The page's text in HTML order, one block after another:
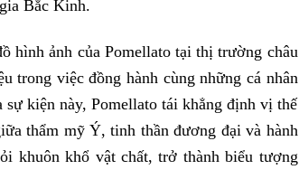
Bắc Kinh.
hình ảnh của Pomellato tại thị trường châu
trong việc đồng hành cùng những cá nhân
kiện này, Pomellato tái khẳng định vị thế
thẩm mỹ Ý, tinh thần đương đại và hành
khuôn khổ vật chất, trở thành biểu tượng